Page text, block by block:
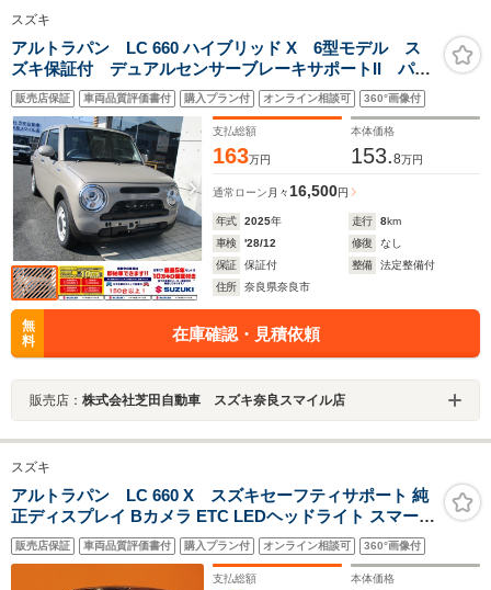
スズキ
アルトラパン LC 660 ハイブリッド X 6型モデル ス
ズキ保証付 デュアルセンサーブレーキサポートII パー
キングセンサー 車線逸脱抑制機能 LEDヘッドラン
プ アイドリングストップシステム USB電源ソケッ
ト 低速時ブレーキサポート
販売店保証 車両品質評価書付 購入プラン付 オンライン相談可 360°画像付
支払総額
163万円
本体価格
153.8万円
通常ローン 月々16,500円
年式 2025年 走行 8km
車検
'28/12 修復
なし
保証
保証付 整備
法定整備付
住所
奈良県奈良市
無
料
在庫確認・見積依頼
販売店： 株式会社芝田自動車 スズキ奈良スマイル店
スズキ
アルトラパン LC 660 X スズキセーフティサポート 純
正ディスプレイ Bカメラ ETC LEDヘッドライト スマート
キー プッシュスタート アイドリングストップ 障害物セン
サー 革巻きステアリング 前席シートヒーター
販売店保証 車両品質評価書付 購入プラン付 オンライン相談可 360°画像付
支払総額 本体価格